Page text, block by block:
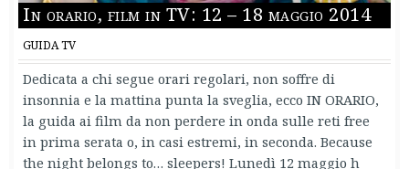
In orario, film in TV: 12 – 18 maggio 2014
GUIDA TV
Dedicata a chi segue orari regolari, non soffre di
insonnia e la mattina punta la sveglia, ecco IN ORARIO,
la guida ai film da non perdere in onda sulle reti free
in prima serata o, in casi estremi, in seconda. Because
the night belongs to… sleepers! Lunedì 12 maggio h